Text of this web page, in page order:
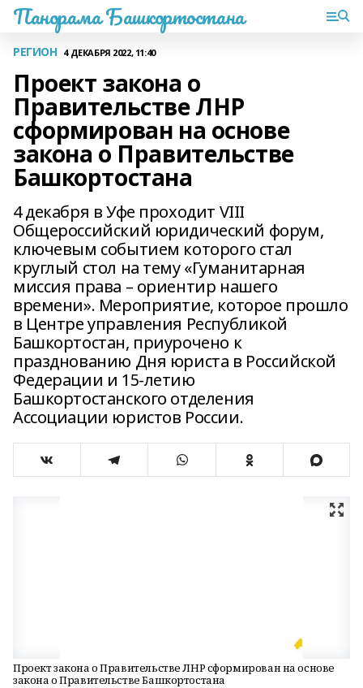
Панорама Башкортостана
РЕГИОН 4 ДЕКАБРЯ 2022, 11:40
Проект закона о
Правительстве ЛНР
сформирован на основе
закона о Правительстве
Башкортостана
4 декабря в Уфе проходит VIII
Общероссийский юридический форум,
ключевым событием которого стал
круглый стол на тему «Гуманитарная
миссия права – ориентир нашего
времени». Мероприятие, которое прошло
в Центре управления Республикой
Башкортостан, приурочено к
празднованию Дня юриста в Российской
Федерации и 15-летию
Башкортостанского отделения
Ассоциации юристов России.
Проект закона о Правительстве ЛНР сформирован на основе
закона о Правительстве Башкортостана